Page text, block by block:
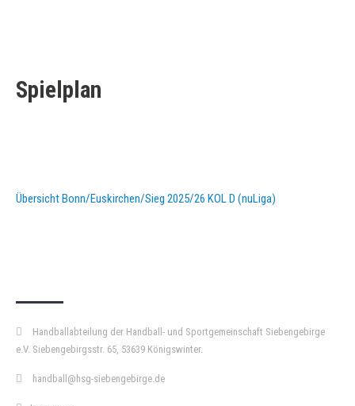
Spielplan
Übersicht Bonn/Euskirchen/Sieg 2025/26 KOL D (nuLiga)
Handballabteilung der Handball- und Sportgemeinschaft Siebengebirge
e.V. Siebengebirgsstr. 65, 53639 Königswinter.
handball@hsg-siebengebirge.de